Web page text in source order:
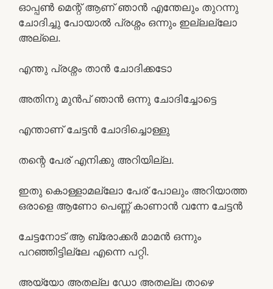
ഓപ്പൺ മെന്റ് ആണ് ഞാൻ എന്തേലും തുറന്നു
ചോദിച്ചു പോയാൽ പ്രശ്നം ഒന്നും ഇല്ലല്ലോ
അല്ലെ.
എന്തു പ്രശ്നം താൻ ചോദിക്കടോ
അതിനു മുൻപ് ഞാൻ ഒന്നു ചോദിച്ചോട്ടെ
എന്താണ് ചേട്ടൻ ചോദിച്ചൊള്ളു
തന്റെ പേര് എനിക്കു അറിയില്ല.
ഇതു കൊള്ളാമല്ലോ പേര് പോലും അറിയാത്ത
ഒരാളെ ആണോ പെണ്ണ് കാണാൻ വന്നേ ചേട്ടൻ
ചേട്ടനോട് ആ ബ്രോക്കർ മാമൻ ഒന്നും
പറഞ്ഞിട്ടില്ലേ എന്നെ പറ്റി.
അയ്യോ അതല്ല ഡോ അതല്ല താഴെ